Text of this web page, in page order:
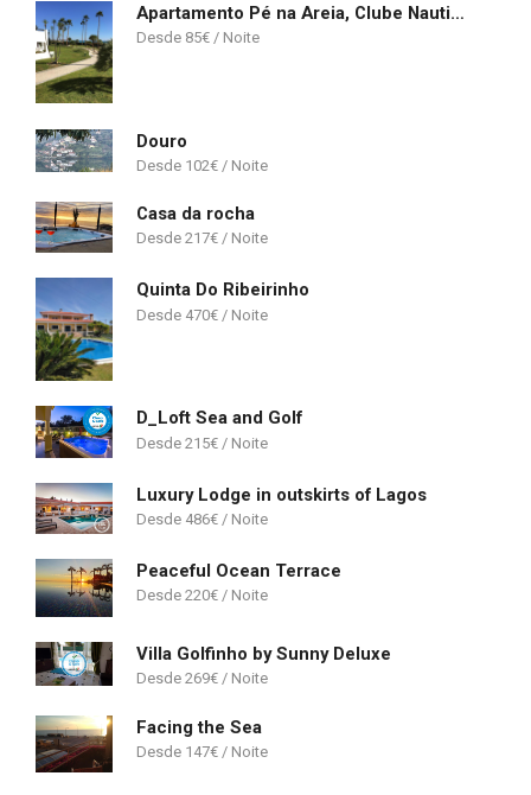
Apartamento Pé na Areia, Clube Nautilus, Porches
85€
Douro
102€
Casa da rocha
217€
Quinta Do Ribeirinho
470€
D_Loft Sea and Golf
215€
Luxury Lodge in outskirts of Lagos
486€
Peaceful Ocean Terrace
220€
Villa Golfinho by Sunny Deluxe
269€
Facing the Sea
147€